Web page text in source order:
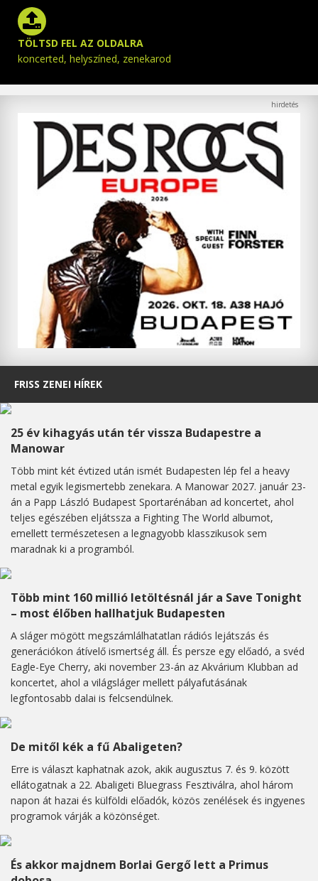
TÖLTSD FEL AZ OLDALRA
koncerted, helyszíned, zenekarod
FRISS ZENEI HÍREK
25 év kihagyás után tér vissza Budapestre a
Manowar
Több mint két évtized után ismét Budapesten lép fel a heavy
metal egyik legismertebb zenekara. A Manowar 2027. január 23-
án a Papp László Budapest Sportarénában ad koncertet, ahol
teljes egészében eljátssza a Fighting The World albumot,
emellett természetesen a legnagyobb klasszikusok sem
maradnak ki a programból.
Több mint 160 millió letöltésnál jár a Save Tonight
– most élőben hallhatjuk Budapesten
A sláger mögött megszámlálhatatlan rádiós lejátszás és
generációkon átívelő ismertség áll. És persze egy előadó, a svéd
Eagle-Eye Cherry, aki november 23-án az Akvárium Klubban ad
koncertet, ahol a világsláger mellett pályafutásának
legfontosabb dalai is felcsendülnek.
De mitől kék a fű Abaligeten?
Erre is választ kaphatnak azok, akik augusztus 7. és 9. között
ellátogatnak a 22. Abaligeti Bluegrass Fesztiválra, ahol három
napon át hazai és külföldi előadók, közös zenélések és ingyenes
programok várják a közönséget.
És akkor majdnem Borlai Gergő lett a Primus